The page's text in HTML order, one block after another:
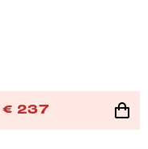
€ 237